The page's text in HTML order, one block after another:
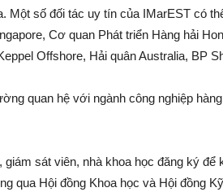
Một số đối tác uy tín của IMarEST có
Cơ quan Phát triển Hàng hải
Offshore, Hải quân Australia, BP
quan hệ với ngành công nghiệp
sát viên, nhà khoa học đăng ký
qua Hội đồng Khoa học và Hội đồng